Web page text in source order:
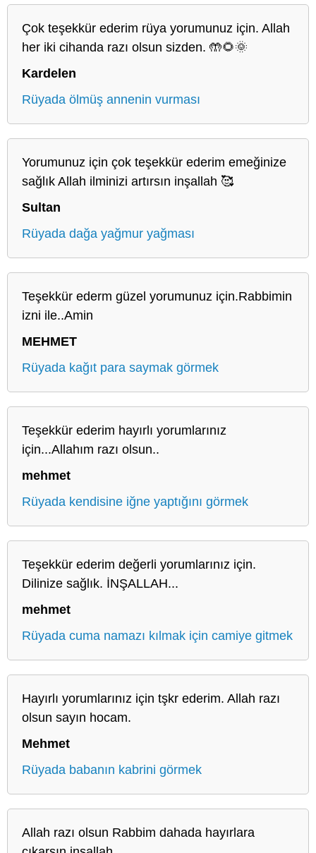
Çok teşekkür ederim rüya yorumunuz için. Allah
her iki cihanda razı olsun sizden. 🤲🌻🌞
Kardelen
Rüyada ölmüş annenin vurması
Yorumunuz için çok teşekkür ederim emeğinize
sağlık Allah ilminizi artırsın inşallah 🥰
Sultan
Rüyada dağa yağmur yağması
Teşekkür ederm güzel yorumunuz için.Rabbimin
izni ile..Amin
MEHMET
Rüyada kağıt para saymak görmek
Teşekkür ederim hayırlı yorumlarınız
için...Allahım razı olsun..
mehmet
Rüyada kendisine iğne yaptığını görmek
Teşekkür ederim değerli yorumlarınız için.
Dilinize sağlık. İNŞALLAH...
mehmet
Rüyada cuma namazı kılmak için camiye gitmek
Hayırlı yorumlarınız için tşkr ederim. Allah razı
olsun sayın hocam.
Mehmet
Rüyada babanın kabrini görmek
Allah razı olsun Rabbim dahada hayırlara